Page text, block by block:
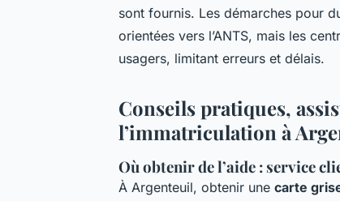
sont fournis. Les démarches pour
orientées vers l’ANTS, mais les
usagers, limitant erreurs et délais.
Conseils pratiques,
l’immatriculation à
Où obtenir de l’aide : service
À Argenteuil, obtenir une carte